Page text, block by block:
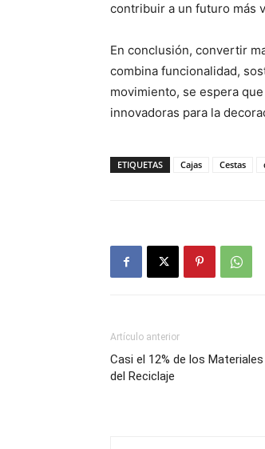
contribuir a un futuro más
En conclusión, convertir
combina funcionalidad,
movimiento, se espera
innovadoras para la
ETIQUETAS Cajas Cestas
Artículo anterior
Casi el 12% de los
del Reciclaje